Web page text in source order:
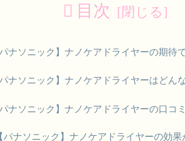
目次
パナソニック】ナノケアドライヤーの期待
パナソニック】ナノケアドライヤーはどん
パナソニック】ナノケアドライヤーの口コ
【パナソニック】ナノケアドライヤーの効